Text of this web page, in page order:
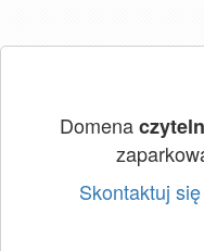
Domena
Skontaktuj się